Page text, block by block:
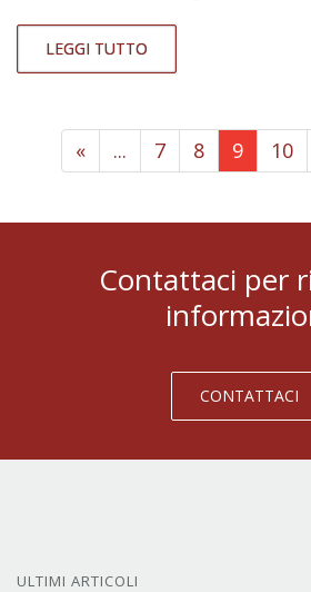
LEGGI TUTTO
« ... 7 8 9 10
Contattaci per
CONTATTACI
ULTIMI ARTICOLI